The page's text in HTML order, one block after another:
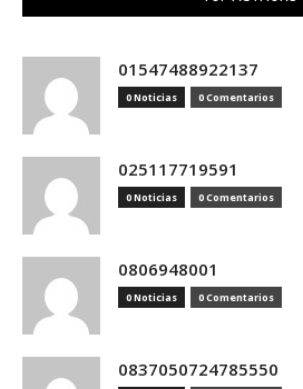
01547488922137
0 Noticias 0 Comentarios
025117719591
0 Noticias 0 Comentarios
0806948001
0 Noticias 0 Comentarios
0837050724785550